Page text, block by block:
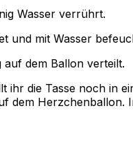
Wasser verrührt.
und mit Wasser
dem Ballon verteilt.
die Tasse noch in
dem